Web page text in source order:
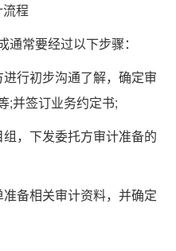
程
常要经过以下步骤：
行初步沟通了解，确定审
;并签订业务约定书;
，下发委托方审计准备的
备相关审计资料，并确定